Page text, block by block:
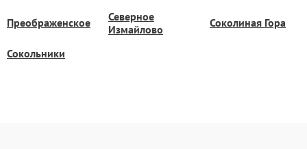
Преображенское
Северное
Измайлово
Соколиная Гора
Сокольники